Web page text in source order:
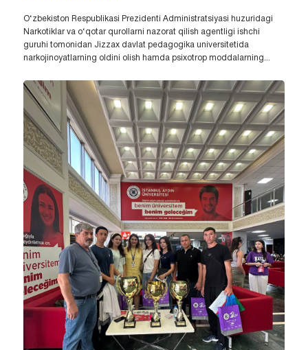
O‘zbekiston Respublikasi Prezidenti Administratsiyasi huzuridagi
Narkotiklar va o‘qotar qurollarni nazorat qilish agentligi ishchi
guruhi tomonidan Jizzax davlat pedagogika universitetida
narkojinoyatlarning oldini olish hamda psixotrop moddalarning...